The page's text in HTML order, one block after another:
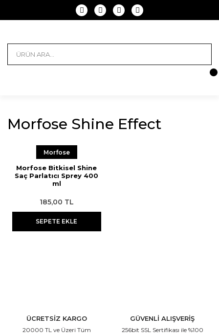
Morfose Shine Effect
Morfose
Morfose Bitkisel Shine
Saç Parlatıcı Sprey 400
ml
185,00 TL
SEPETE EKLE
ÜCRETSİZ KARGO
20000 TL ve Üzeri Tüm
GÜVENLİ ALIŞVERİŞ
256bit SSL Sertifikası ile %100